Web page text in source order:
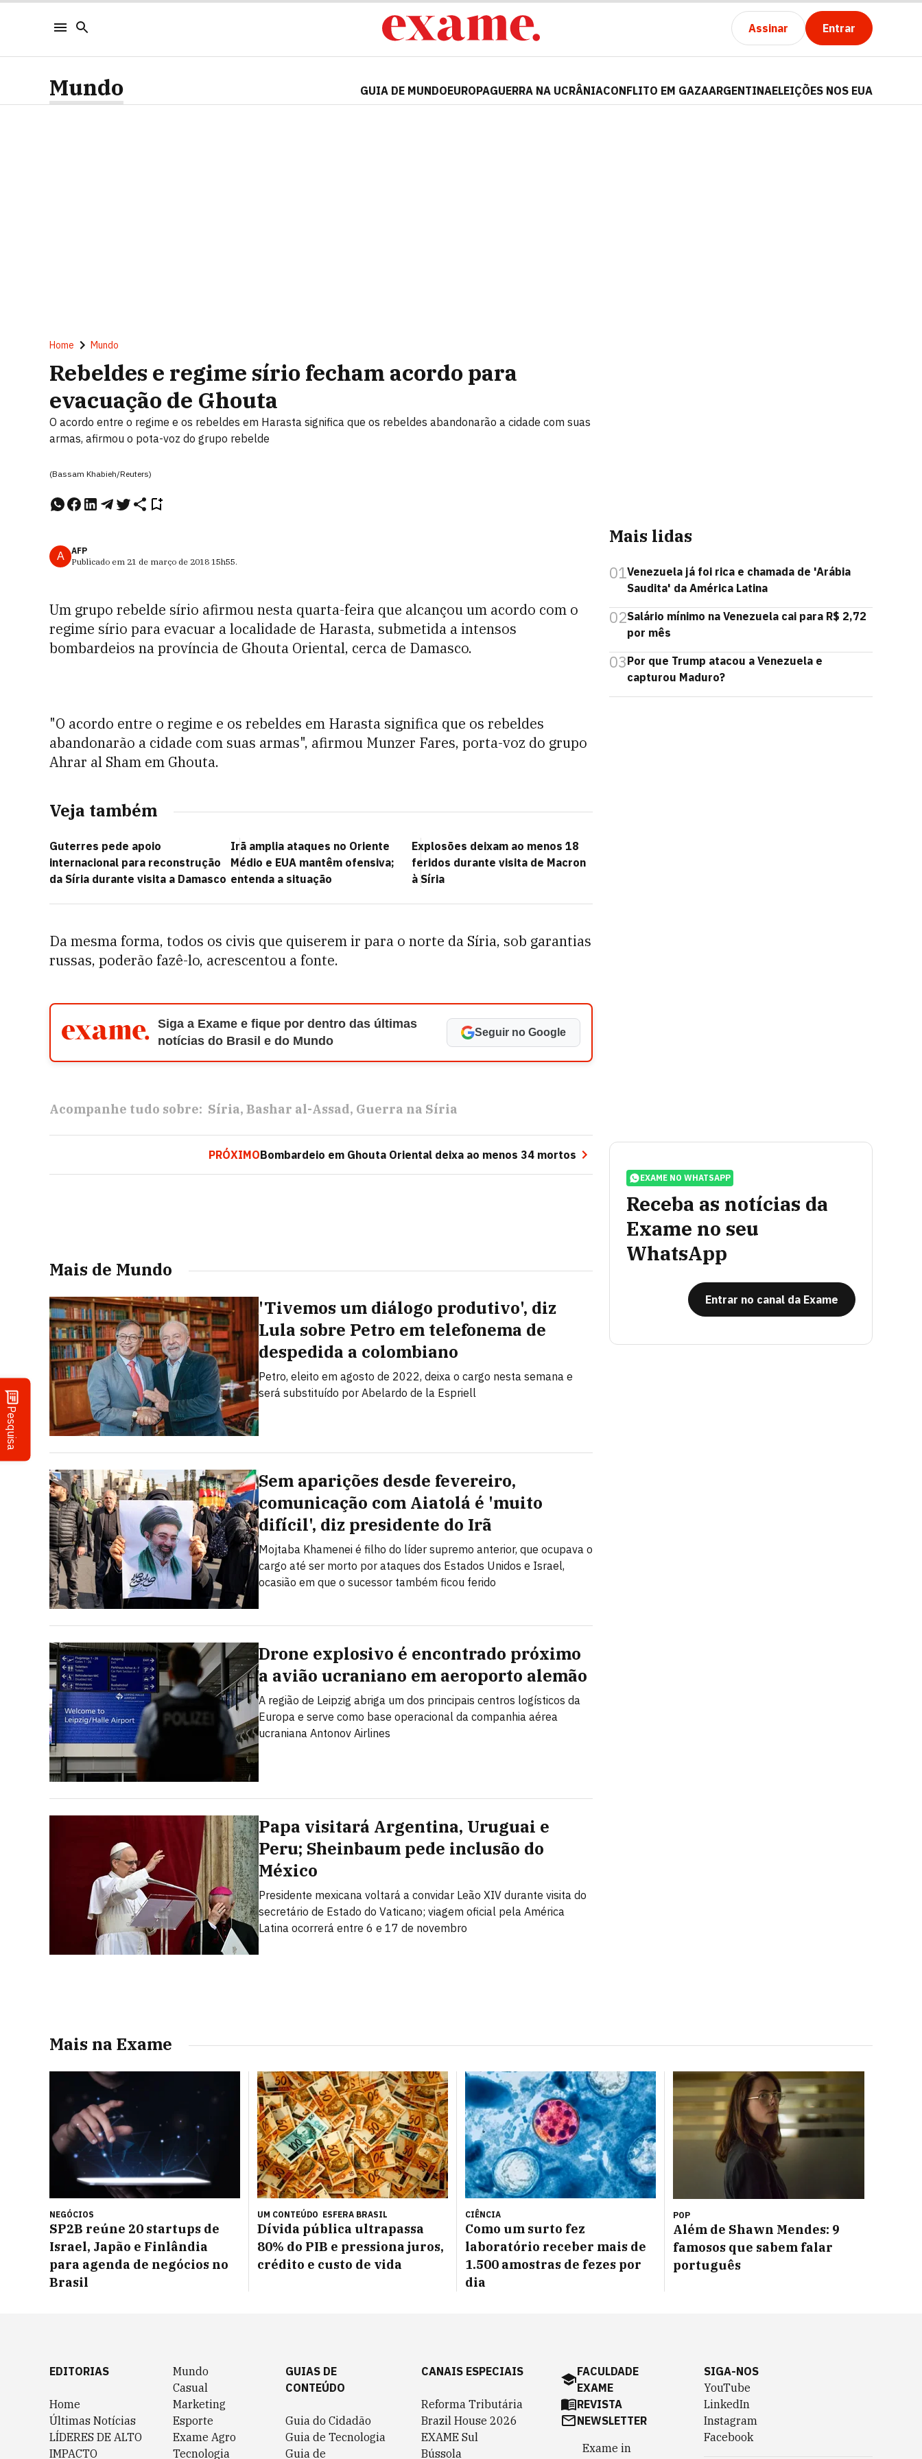
Assinar Entrar
Pesquisa
Mundo GUIA DE MUNDOEUROPAGUERRA NA UCRÂNIACONFLITO EM GAZAARGENTINAELEIÇÕES NOS EUA
Home Mundo
Rebeldes e regime sírio fecham acordo para
evacuação de Ghouta
O acordo entre o regime e os rebeldes em Harasta significa que os rebeldes abandonarão a cidade com suas
armas, afirmou o pota-voz do grupo rebelde
(Bassam Khabieh/Reuters)
A
AFP
Publicado em 21 de março de 2018 15h55.
Um grupo rebelde sírio afirmou nesta quarta-feira que alcançou um acordo com o
regime sírio para evacuar a localidade de Harasta, submetida a intensos
bombardeios na província de Ghouta Oriental, cerca de Damasco.
"O acordo entre o regime e os rebeldes em Harasta significa que os rebeldes
abandonarão a cidade com suas armas", afirmou Munzer Fares, porta-voz do grupo
Ahrar al Sham em Ghouta.
Veja também
Guterres pede apoio
internacional para reconstrução
da Síria durante visita a Damasco
Irã amplia ataques no Oriente
Médio e EUA mantêm ofensiva;
entenda a situação
Explosões deixam ao menos 18
feridos durante visita de Macron
à Síria
Da mesma forma, todos os civis que quiserem ir para o norte da Síria, sob garantias
russas, poderão fazê-lo, acrescentou a fonte.
Siga a Exame e fique por dentro das últimas
notícias do Brasil e do Mundo
Seguir no Google
Acompanhe tudo sobre: Síria Bashar al-Assad Guerra na Síria
PRÓXIMOBombardeio em Ghouta Oriental deixa ao menos 34 mortos
Mais de Mundo
'Tivemos um diálogo produtivo', diz
Lula sobre Petro em telefonema de
despedida a colombiano
Petro, eleito em agosto de 2022, deixa o cargo nesta semana e
será substituído por Abelardo de la Espriell
Sem aparições desde fevereiro,
comunicação com Aiatolá é 'muito
difícil', diz presidente do Irã
Mojtaba Khamenei é filho do líder supremo anterior, que ocupava o
cargo até ser morto por ataques dos Estados Unidos e Israel,
ocasião em que o sucessor também ficou ferido
Drone explosivo é encontrado próximo
a avião ucraniano em aeroporto alemão
A região de Leipzig abriga um dos principais centros logísticos da
Europa e serve como base operacional da companhia aérea
ucraniana Antonov Airlines
Papa visitará Argentina, Uruguai e
Peru; Sheinbaum pede inclusão do
México
Presidente mexicana voltará a convidar Leão XIV durante visita do
secretário de Estado do Vaticano; viagem oficial pela América
Latina ocorrerá entre 6 e 17 de novembro
Mais lidas
01Venezuela já foi rica e chamada de 'Arábia
Saudita' da América Latina
02Salário mínimo na Venezuela cai para R$ 2,72
por mês
03Por que Trump atacou a Venezuela e
capturou Maduro?
EXAME NO WHATSAPP
Receba as notícias da
Exame no seu
WhatsApp
Entrar no canal da Exame
Mais na Exame
NEGÓCIOS
SP2B reúne 20 startups de
Israel, Japão e Finlândia
para agenda de negócios no
Brasil
UM CONTEÚDO ESFERA BRASIL
Dívida pública ultrapassa
80% do PIB e pressiona juros,
crédito e custo de vida
CIÊNCIA
Como um surto fez
laboratório receber mais de
1.500 amostras de fezes por
dia
POP
Além de Shawn Mendes: 9
famosos que sabem falar
português
EDITORIAS
Home
Últimas Notícias
LÍDERES DE ALTO
IMPACTO
Mundo
Casual
Marketing
Esporte
Exame Agro
Tecnologia
GUIAS DE
CONTEÚDO
Guia do Cidadão
Guia de Tecnologia
Guia de
CANAIS ESPECIAIS
Reforma Tributária
Brazil House 2026
EXAME Sul
Bússola
FACULDADE
EXAME
REVISTA
NEWSLETTER
Exame in
SIGA-NOS
YouTube
LinkedIn
Instagram
Facebook